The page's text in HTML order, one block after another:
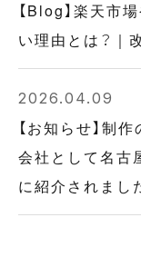
【Blog】楽天市
い理由とは？｜
2026.04.09
【お知らせ】制
会社として名古
に紹介されまし